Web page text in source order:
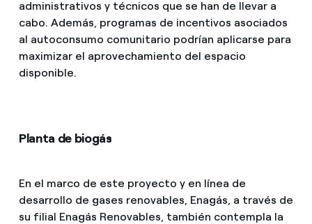
administrativos y técnicos que se han de llevar a
cabo. Además, programas de incentivos asociados
al autoconsumo comunitario podrían aplicarse para
maximizar el aprovechamiento del espacio
disponible.
Planta de biogás
En el marco de este proyecto y en línea de
desarrollo de gases renovables, Enagás, a través de
su filial Enagás Renovables, también contempla la